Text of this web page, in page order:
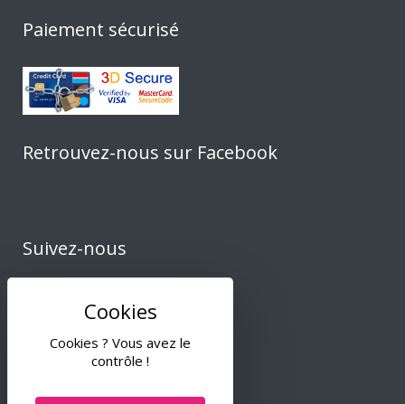
Cookies ? Vous avez le
contrôle !
Paiement sécurisé
Retrouvez-nous sur Facebook
Suivez-nous